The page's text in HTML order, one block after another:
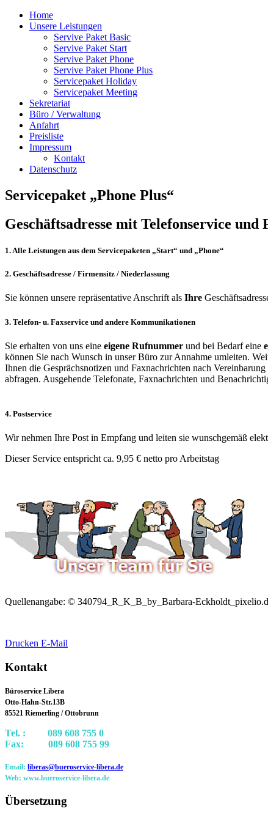
Home
Unsere Leistungen
Servive Paket Basic
Servive Paket Start
Servive Paket Phone
Servive Paket Phone Plus
Servicepaket Holiday
Servicepaket Meeting
Sekretariat
Büro / Verwaltung
Anfahrt
Preisliste
Impressum
Kontakt
Datenschutz
Servicepaket „Phone Plus“
Geschäftsadresse mit Telefonservice und
1. Alle Leistungen aus dem Servicepaketen „Start“ und „Phone“
2. Geschäftsadresse / Firmensitz / Niederlassung
Sie können unsere repräsentative Anschrift als Ihre
3. Telefon- u. Faxservice und andere Kommunikationen
Sie erhalten von uns eine eigene Rufnummer und bei Bedarf eine
können Sie nach Wunsch in unser Büro zur Annahme umleiten.
Ihnen die Gesprächsnotizen und Faxnachrichten nach
abfragen. Ausgehende Telefonate, Faxnachrichten und
4. Postservice
Wir nehmen Ihre Post in Empfang und leiten sie wunschgemäß
Dieser Service entspricht ca. 9,95 € netto pro Arbeitstag
Quellenangabe: © 340794_R_K_B_by_Barbara-
Drucken E-Mail
Kontakt
Büroservice Libera
Otto-Hahn-Str.13B
85521 Riemerling / Ottobrunn
Tel. : 089 608 755 0
Fax: 089 608 755 99
Email: liberas@bueroservice-libera.de
Web: www.bueroservice-libera.de
Übersetzung